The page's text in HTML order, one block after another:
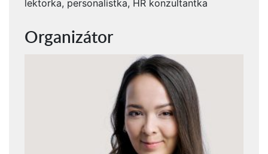
lektorka, personalistka, HR konzultantka
Organizátor